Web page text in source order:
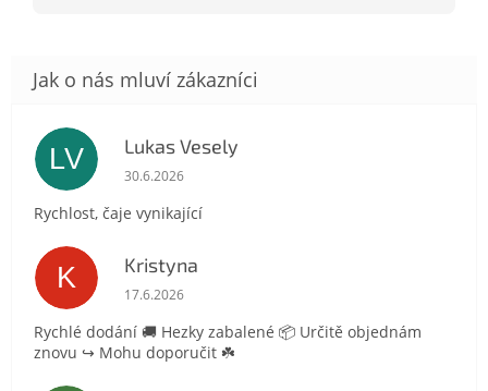
LV Lukas Vesely
Hodnocení obchodu je 5 z 5 hvězdiček.
30.6.2026
Rychlost, čaje vynikající
K Kristyna
Hodnocení obchodu je 5 z 5 hvězdiček.
17.6.2026
Rychlé dodání 🚚 Hezky zabalené 📦 Určitě objednám
znovu ↪️ Mohu doporučit ☘️